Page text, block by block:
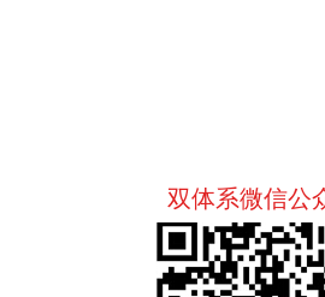
双体系微信公